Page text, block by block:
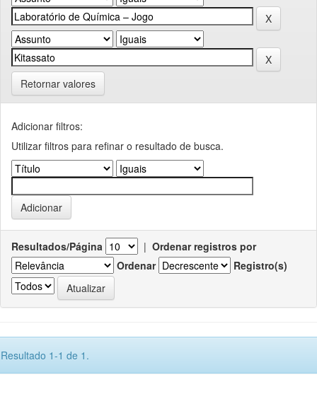
Retornar valores
Adicionar filtros:
Utilizar filtros para refinar o resultado de busca.
Resultados/Página | Ordenar registros por
Ordenar
Registro(s)
Resultado 1-1 de 1.